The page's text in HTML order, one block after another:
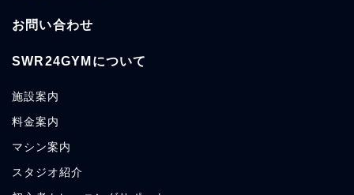
お問い合わせ
SWR24GYMについて
施設案内
料金案内
マシン案内
スタジオ紹介